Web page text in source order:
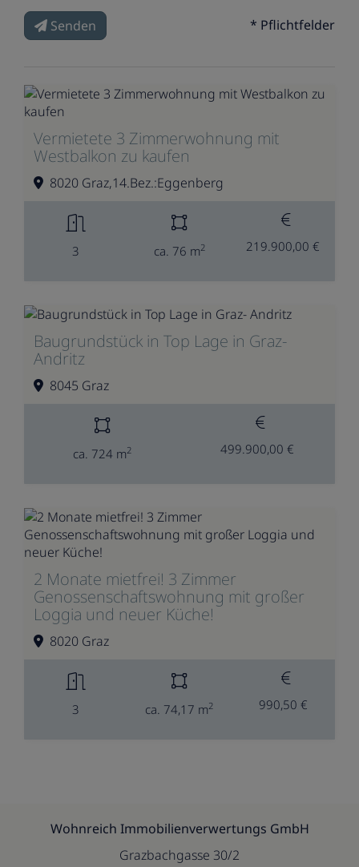
Senden
* Pflichtfelder
Vermietete 3 Zimmerwohnung mit
Westbalkon zu kaufen
8020 Graz,14.Bez.:Eggenberg
3 ca. 76 m2 219.900,00 €
Baugrundstück in Top Lage in Graz-
Andritz
8045 Graz
ca. 724 m2 499.900,00 €
2 Monate mietfrei! 3 Zimmer
Genossenschaftswohnung mit großer
Loggia und neuer Küche!
8020 Graz
3 ca. 74,17 m2 990,50 €
Wohnreich Immobilienverwertungs GmbH
Grazbachgasse 30/2